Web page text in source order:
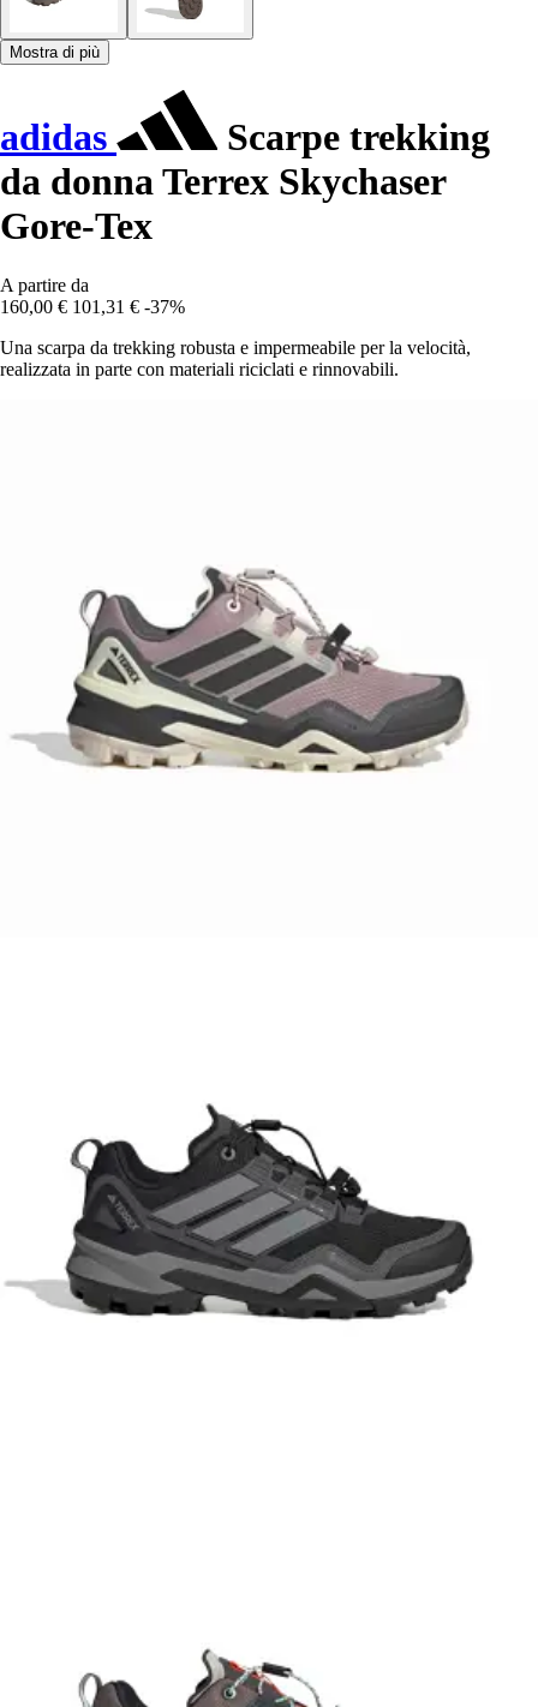
Mostra di più
adidas
Scarpe trekking
da donna Terrex Skychaser
Gore-Tex
A partire da
160,00 € 101,31 € -37%
Una scarpa da trekking robusta e impermeabile per la velocità,
realizzata in parte con materiali riciclati e rinnovabili.